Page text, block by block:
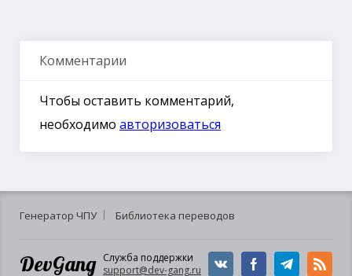
Комментарии
Чтобы оставить комментарий,
необходимо авторизоваться
Генератор ЧПУ Библиотека переводов
DevGang Служба поддержки
support@dev-gang.ru